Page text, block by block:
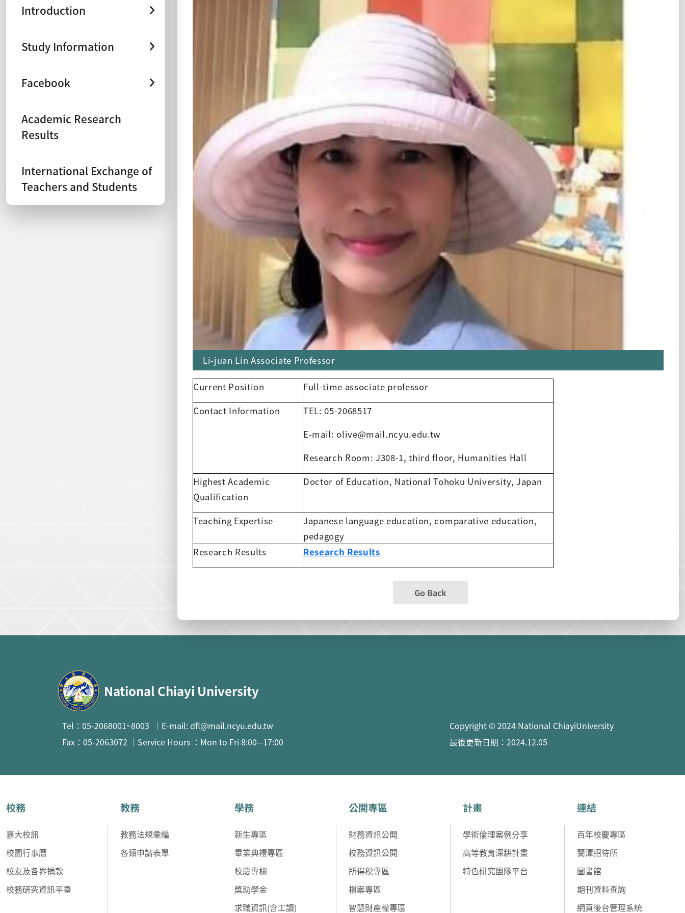
Introduction
Study Information
Facebook
Academic Research
Results
International Exchange of
Teachers and Students
Li-juan Lin Associate Professor
Current Position
Full-time associate professor
Contact Information
TEL: 05-2068517
E-mail: olive@mail.ncyu.edu.tw
Research Room: J308-1, third floor, Humanities Hall
Highest Academic
Qualification
Doctor of Education, National Tohoku University, Japan
Teaching Expertise
Japanese language education, comparative education,
pedagogy
Research Results
Research Results
Go Back
National Chiayi University
Tel：05-2068001~8003 ｜E-mail: dfl@mail.ncyu.edu.tw
Fax：05-2063072 ｜Service Hours ：Mon to Fri 8:00--17:00
Copyright © 2024 National ChiayiUniversity
最後更新日期：2024.12.05
校務
嘉大校訊
校園行事曆
校友及各界捐款
校務研究資訊平臺
教務
教務法規彙編
各類申請表單
學務
新生專區
畢業典禮專區
校慶專欄
獎助學金
求職資訊(含工讀)
公開專區
財務資訊公開
校務資訊公開
所得稅專區
檔案專區
智慧財產權專區
計畫
學術倫理案例分享
高等教育深耕計畫
特色研究團隊平台
連結
百年校慶專區
蘭潭招待所
圖書館
期刊資料查詢
網頁後台管理系統